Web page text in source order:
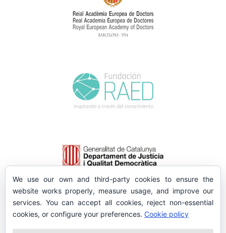
We use our own and third-party cookies to ensure the
website works properly, measure usage, and improve our
services. You can accept all cookies, reject non-essential
cookies, or configure your preferences. Cookie policy